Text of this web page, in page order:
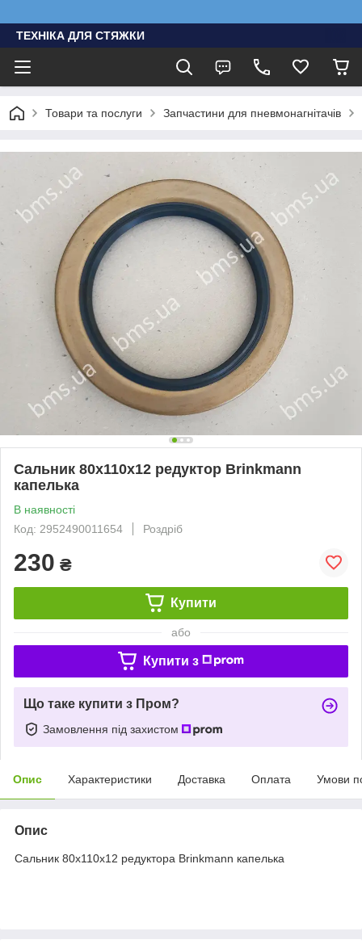
ТЕХНІКА ДЛЯ СТЯЖКИ
Товари та послуги Запчастини для пневмонагнітачів
Сальник 80x110x12 редуктор Brinkmann
капелька
В наявності
Код: 2952490011654
Роздріб
230 ₴
Купити
або
Купити з
Що таке купити з Пром?
Замовлення під захистом
Опис Характеристики Доставка Оплата Умови
Опис
Сальник 80x110x12 редуктора Brinkmann капелька